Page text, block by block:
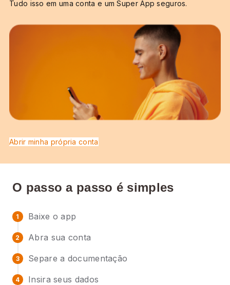
Tudo isso em uma conta e um Super App seguros.
Abrir minha própria conta
O passo a passo é simples
1 Baixe o app
2 Abra sua conta
3 Separe a documentação
4 Insira seus dados